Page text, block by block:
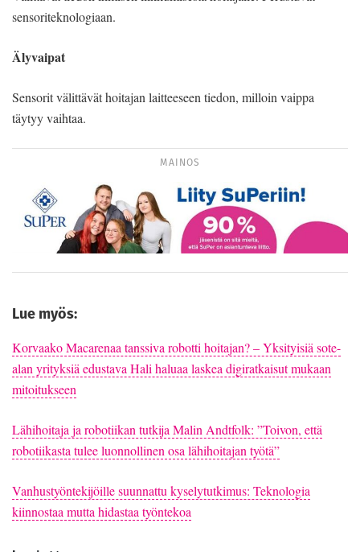
sensoriteknologiaan.
Älyvaipat
Sensorit välittävät hoitajan laitteeseen tiedon, milloin vaippa
täytyy vaihtaa.
MAINOS
Lue myös:
Korvaako Macarenaa tanssiva robotti hoitajan? – Yksityisiä sote-
alan yrityksiä edustava Hali haluaa laskea digiratkaisut mukaan
mitoitukseen
Lähihoitaja ja robotiikan tutkija Malin Andtfolk: ”Toivon, että
robotiikasta tulee luonnollinen osa lähihoitajan työtä”
Vanhustyöntekijöille suunnattu kyselytutkimus: Teknologia
kiinnostaa mutta hidastaa työntekoa